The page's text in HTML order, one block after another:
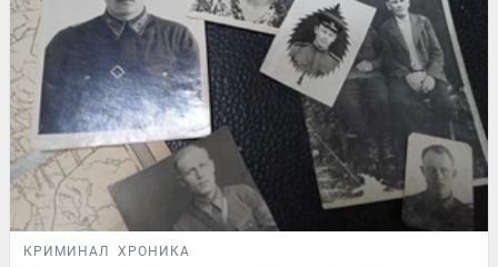
КРИМИНАЛ ХРОНИКА